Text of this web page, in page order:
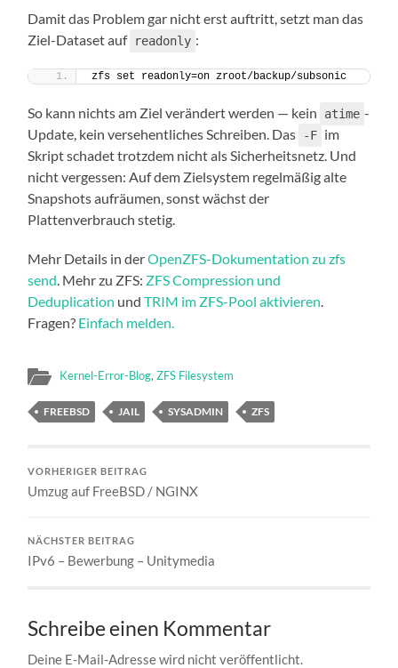
Damit das Problem gar nicht erst auftritt, setzt man das
Ziel-Dataset auf readonly :
zfs set readonly=on zroot/backup/subsonic
So kann nichts am Ziel verändert werden — kein atime -
Update, kein versehentliches Schreiben. Das
-F im
Skript schadet trotzdem nicht als Sicherheitsnetz. Und
nicht vergessen: Auf dem Zielsystem regelmäßig alte
Snapshots aufräumen, sonst wächst der
Plattenverbrauch stetig.
Mehr Details in derOpenZFS-Dokumentation zu zfs
send . Mehr zu ZFS: ZFS Compression und
Deduplication undTRIM im ZFS-Pool aktivieren
Fragen? Einfach melden.
Kernel-Error-Blog,ZFS Filesystem
FREEBSD JAIL SYSADMIN ZFS
VORHERIGER BEITRAG
Umzug auf FreeBSD / NGINX
NÄCHSTER BEITRAG
IPv6 – Bewerbung – Unitymedia
Schreibe einen Kommentar
Deine E-Mail-Adresse wird nicht veröffentlicht.